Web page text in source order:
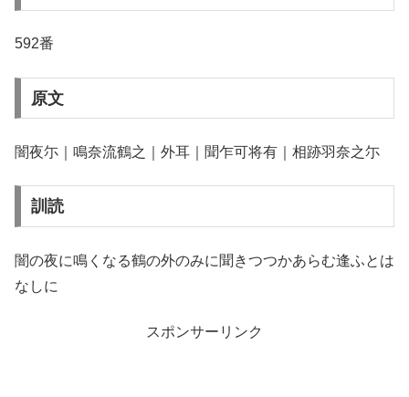
592番
原文
闇夜尓｜鳴奈流鶴之｜外耳｜聞乍可将有｜相跡羽奈之尓
訓読
闇の夜に鳴くなる鶴の外のみに聞きつつかあらむ逢ふとは
なしに
スポンサーリンク